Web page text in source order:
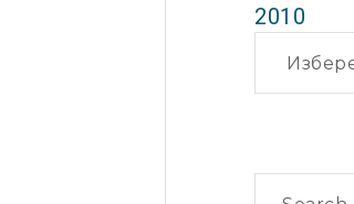
2010